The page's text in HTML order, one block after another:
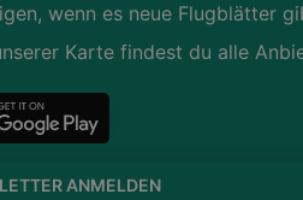
ANMELDEN
wenn es neue Flugblätter
Karte findest du alle